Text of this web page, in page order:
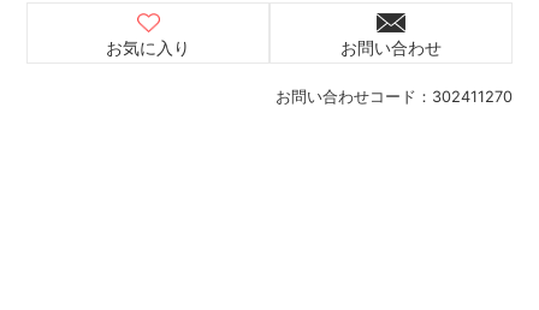
お問い合わせコード： 302411270
お気に入り お問い合わせ